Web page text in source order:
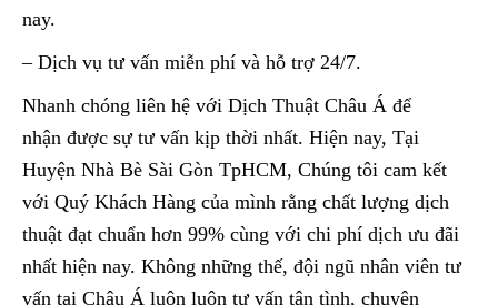
nay.
– Dịch vụ tư vấn miễn phí và hỗ trợ 24/7.
Nhanh chóng liên hệ với Dịch Thuật Châu Á để
nhận được sự tư vấn kịp thời nhất. Hiện nay, Tại
Huyện Nhà Bè Sài Gòn TpHCM, Chúng tôi cam kết
với Quý Khách Hàng của mình rằng chất lượng dịch
thuật đạt chuẩn hơn 99% cùng với chi phí dịch ưu đãi
nhất hiện nay. Không những thế, đội ngũ nhân viên tư
vấn tại Châu Á luôn luôn tư vấn tận tình, chuyên